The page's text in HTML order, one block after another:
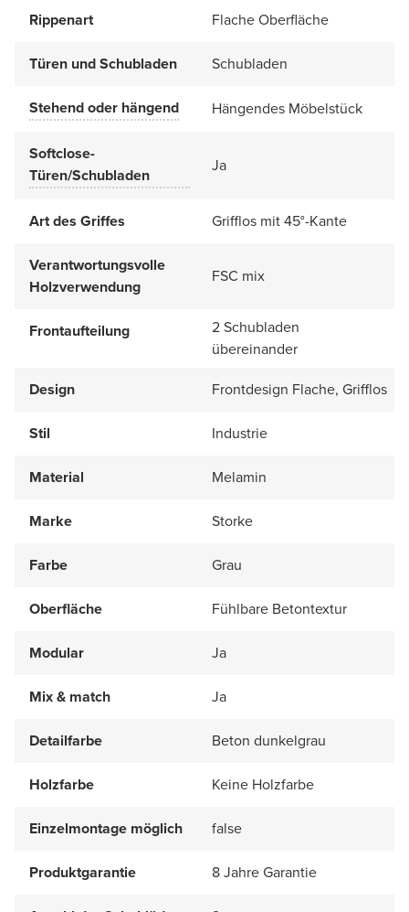
Rippenart Flache Oberfläche
Türen und Schubladen Schubladen
Stehend oder hängend Hängendes Möbelstück
Softclose-
Türen/Schubladen
Ja
Art des Griffes Grifflos mit 45°-Kante
Verantwortungsvolle
Holzverwendung
FSC mix
Frontaufteilung
2 Schubladen
übereinander
Design
Frontdesign Flache, Grifflos
Stil Industrie
Material Melamin
Marke Storke
Farbe Grau
Oberfläche Fühlbare Betontextur
Modular Ja
Mix & match Ja
Detailfarbe Beton dunkelgrau
Holzfarbe Keine Holzfarbe
Einzelmontage möglich false
Produktgarantie 8 Jahre Garantie